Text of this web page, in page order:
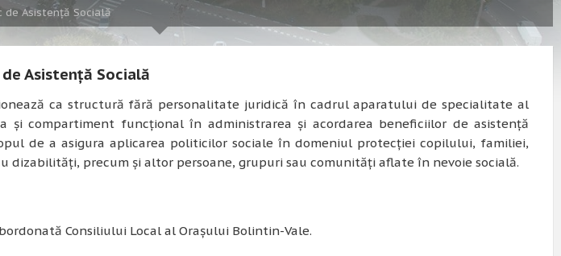
de Asistență Socială
Asistență Socială
ca structură fără personalitate juridică în cadrul aparatului de specialitate al
și compartiment funcțional în administrarea și acordarea beneficiilor de asistență
de a asigura aplicarea politicilor sociale în domeniul protecției copilului, familiei,
dizabilități, precum și altor persoane, grupuri sau comunități aflate în nevoie socială.
Consiliului Local al Orașului Bolintin-Vale.